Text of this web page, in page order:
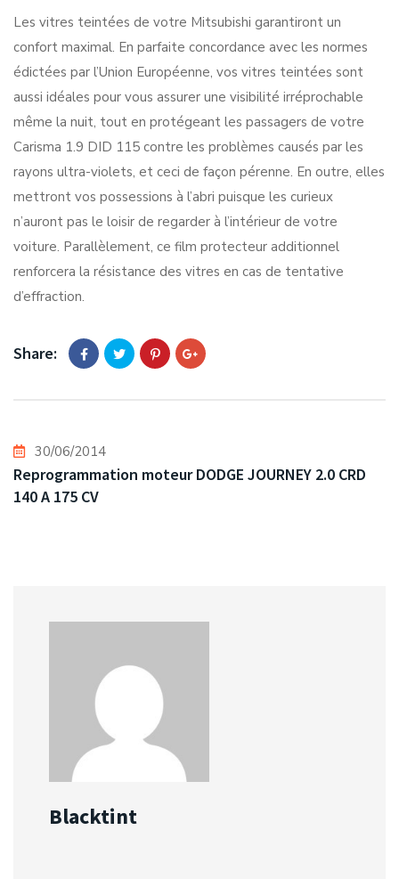
Les vitres teintées de votre Mitsubishi garantiront un
confort maximal. En parfaite concordance avec les normes
édictées par l’Union Européenne, vos vitres teintées sont
aussi idéales pour vous assurer une visibilité irréprochable
même la nuit, tout en protégeant les passagers de votre
Carisma 1.9 DID 115 contre les problèmes causés par les
rayons ultra-violets, et ceci de façon pérenne. En outre, elles
mettront vos possessions à l’abri puisque les curieux
n’auront pas le loisir de regarder à l’intérieur de votre
voiture. Parallèlement, ce film protecteur additionnel
renforcera la résistance des vitres en cas de tentative
d’effraction.
Share:
30/06/2014
Reprogrammation moteur DODGE JOURNEY 2.0 CRD
140 A 175 CV
Blacktint